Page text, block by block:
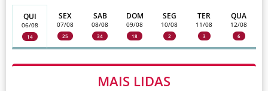
QUI
06/08
14
SEX
07/08
25
SAB
08/08
34
DOM
09/08
18
SEG
10/08
2
TER
11/08
3
QUA
12/08
6
MAIS LIDAS